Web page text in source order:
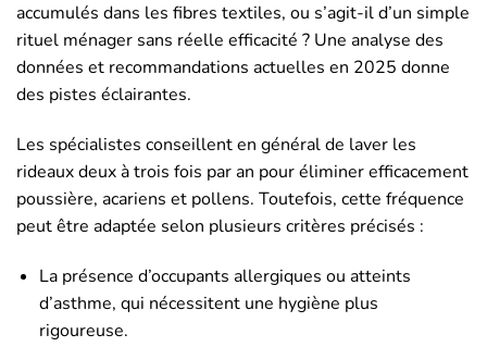
accumulés dans les fibres textiles, ou s’agit-il d’un simple
rituel ménager sans réelle efficacité ? Une analyse des
données et recommandations actuelles en 2025 donne
des pistes éclairantes.
Les spécialistes conseillent en général de laver les
rideaux deux à trois fois par an pour éliminer efficacement
poussière, acariens et pollens. Toutefois, cette fréquence
peut être adaptée selon plusieurs critères précisés :
La présence d’occupants allergiques ou atteints
d’asthme, qui nécessitent une hygiène plus
rigoureuse.